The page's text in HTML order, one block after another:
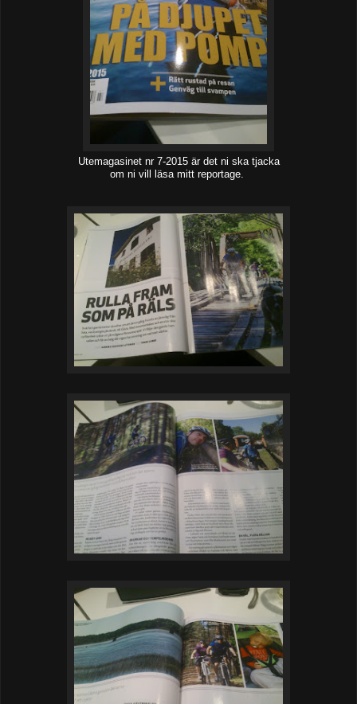
Utemagasinet nr 7-2015 är det ni ska tjacka
om ni vill läsa mitt reportage.